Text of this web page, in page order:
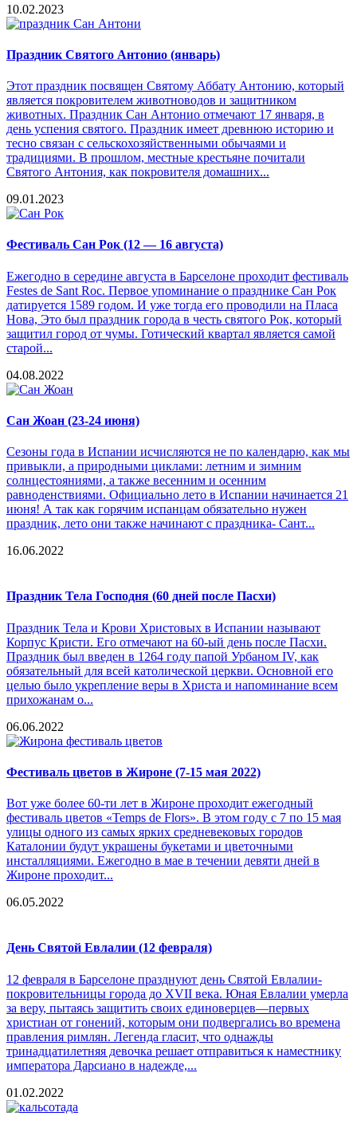
10.02.2023
Праздник Святого Антонио (январь)
Этот праздник посвящен Святому Аббату Антонию, который
является покровителем животноводов и защитником
животных. Праздник Сан Антонио отмечают 17 января, в
день успения святого. Праздник имеет древнюю историю и
тесно связан с сельскохозяйственными обычаями и
традициями. В прошлом, местные крестьяне почитали
Святого Антония, как покровителя домашних...
09.01.2023
Фестиваль Сан Рок (12 — 16 августа)
Ежегодно в середине августа в Барселоне проходит фестиваль
Festes de Sant Roc. Первое упоминание о празднике Сан Рок
датируется 1589 годом. И уже тогда его проводили на Пласа
Нова, Это был праздник города в честь святого Рок, который
защитил город от чумы. Готический квартал является самой
старой...
04.08.2022
Сан Жоан (23-24 июня)
Сезоны года в Испании исчисляются не по календарю, как мы
привыкли, а природными циклами: летним и зимним
солнцестояниями, а также весенним и осенним
равноденствиями. Официально лето в Испании начинается 21
июня! А так как горячим испанцам обязательно нужен
праздник, лето они также начинают с праздника- Сант...
16.06.2022
Праздник Тела Господня (60 дней после Пасхи)
Праздник Тела и Крови Христовых в Испании называют
Корпус Кристи. Его отмечают на 60-ый день после Пасхи.
Праздник был введен в 1264 году папой Урбаном IV, как
обязательный для всей католической церкви. Основной его
целью было укрепление веры в Христа и напоминание всем
прихожанам о...
06.06.2022
Фестиваль цветов в Жироне (7-15 мая 2022)
Вот уже более 60-ти лет в Жироне проходит ежегодный
фестиваль цветов «Temps de Flors». В этом году с 7 по 15 мая
улицы одного из самых ярких средневековых городов
Каталонии будут украшены букетами и цветочными
инсталляциями. Ежегодно в мае в течении девяти дней в
Жироне проходит...
06.05.2022
День Святой Евлалии (12 февраля)
12 февраля в Барселоне празднуют день Святой Евлалии-
покровительницы города до XVII века. Юная Евлалии умерла
за веру, пытаясь защитить своих единоверцев—первых
христиан от гонений, которым они подвергались во времена
правления римлян. Легенда гласит, что однажды
тринадцатилетняя девочка решает отправиться к наместнику
императора Дарсиано в надежде,...
01.02.2022